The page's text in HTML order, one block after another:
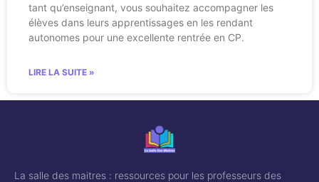
tant qu’enseignant, vous souhaitez accompagner les
élèves dans leurs apprentissages en les rendant
autonomes pour une excellente rentrée en CP.
LIRE LA SUITE »
La salle des maitres : ressources pour les professeurs des